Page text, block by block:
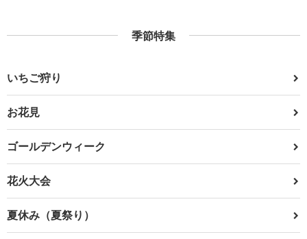
季節特集
いちご狩り
お花見
ゴールデンウィーク
花火大会
夏休み（夏祭り）